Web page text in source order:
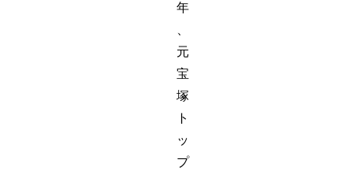
年
、
元
宝
塚
ト
ッ
プ